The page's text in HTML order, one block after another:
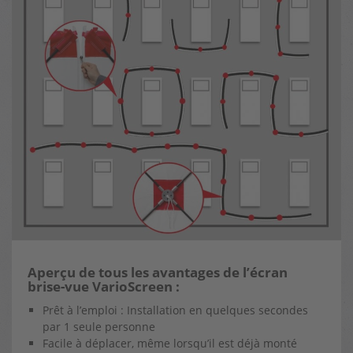
Aperçu de tous les avantages de l’écran
brise-vue VarioScreen :
Prêt à l’emploi : Installation en quelques secondes
par 1 seule personne
Facile à déplacer, même lorsqu’il est déjà monté